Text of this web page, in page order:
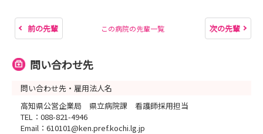
前の先輩 この病院の先輩一覧 次の先輩
問い合わせ先
問い合わせ先・雇用法人名
高知県公営企業局 県立病院課 看護師採用担当
TEL：088-821-4946
Email：610101@ken.pref.kochi.lg.jp